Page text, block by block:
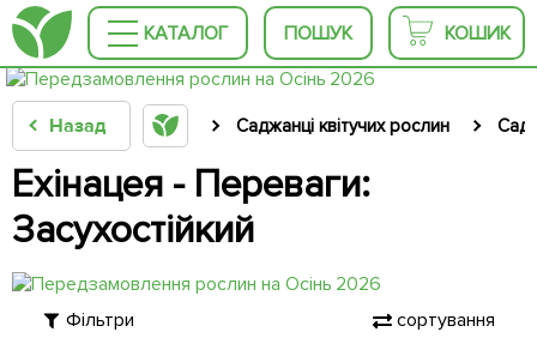
КАТАЛОГ ПОШУК КОШИК
Назад Саджанці квітучих рослин
Ехінацея - Переваги:
Засухостійкий
Фільтри сортування